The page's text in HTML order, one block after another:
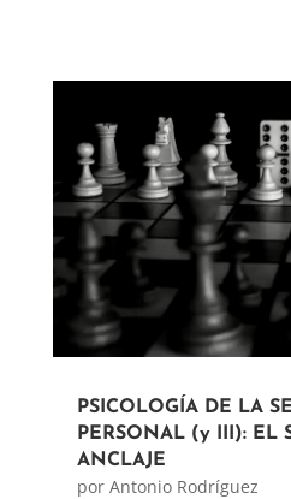
PSICOLOGÍA DE LA
PERSONAL (y III): EL
ANCLAJE
por Antonio Rodríguez